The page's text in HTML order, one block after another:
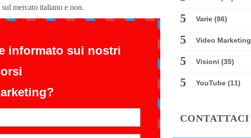
mercato italiano e non.
Varie (86)
Video Marketing
Visioni (35)
YouTube (11)
CONTATTACI